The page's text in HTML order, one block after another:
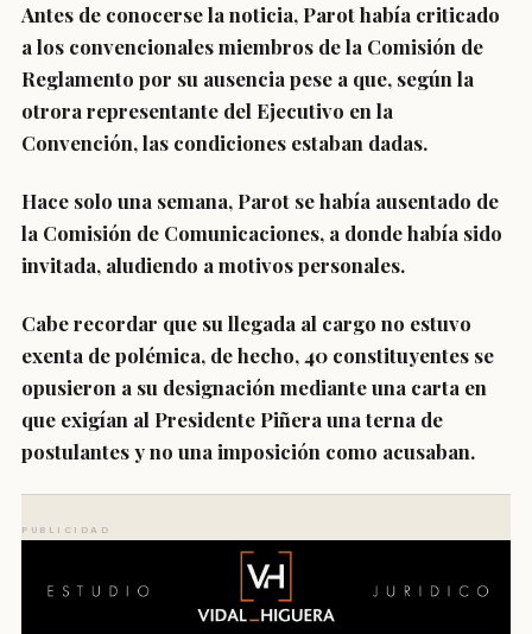
Antes de conocerse la noticia, Parot había criticado
a los convencionales miembros de la Comisión de
Reglamento por su ausencia pese a que, según la
otrora representante del Ejecutivo en la
Convención, las condiciones estaban dadas.
Hace solo una semana, Parot se había ausentado de
la Comisión de Comunicaciones, a donde había sido
invitada, aludiendo a motivos personales.
Cabe recordar que su llegada al cargo no estuvo
exenta de polémica, de hecho, 40 constituyentes se
opusieron a su designación mediante una carta en
que exigían al Presidente Piñera una terna de
postulantes y no una imposición como acusaban.
PUBLICIDAD